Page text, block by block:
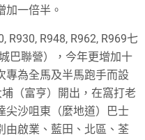
加一倍半。
R930, R948, R962, R969七
巴聯營），今年更增加十
專為全馬及半馬跑手而設
（富亨）開出，在窩打老
尖沙咀東（麼地道）巴士
由啟業、藍田、北區、荃